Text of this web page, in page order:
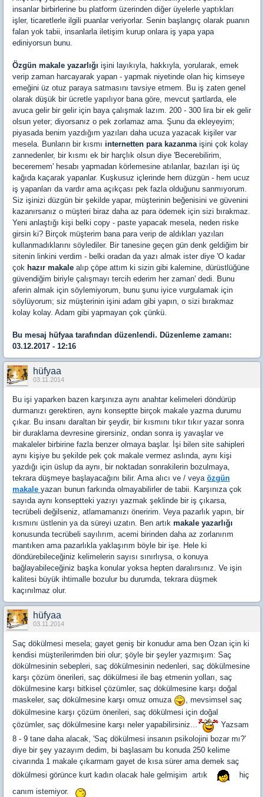
insanlar birbirlerine bu platform üzerinden diğer üyelerle yaptıkları
işler, ticaretlerle ilgili puanlar veriyorlar. Senin başlangıç olarak puanın
falan yok tabii, insanlarla iletişim kurup onlara iş yapa yapa
ediniyorsun bunu.
Özgün makale yazarlığı işini layıkıyla, hakkıyla, yorularak, emek
verip zaman harcayarak yapan - yapmak niyetinde olan hiç kimseye
emeğini üz otuz paraya satmasını tavsiye etmem. Bu iş zaten genel
olarak düşük bir ücretle yapılıyor bana göre, mevcut şartlarda, ele
avuca gelir bir gelir için baya çalışmak lazım. 200 - 300 lira bir ek gelir
olsun yeter; diyorsanız o pek zorlamaz ama. Şunu da ekleyeyim;
piyasada benim yazdığım yazıları daha ucuza yazacak kişiler var
mesela. Bunların bir kısmı internetten para kazanmaişini çok kolay
zannedenler, bir kısmı ek bir harçlık olsun diye 'Becerebilirim,
beceremem' hesabı yapmadan körlemesine atılanlar, bazıları işi üç
kağıda kaçarak yapanlar. Kuşkusuz içlerinde hem düzgün - hem ucuz
iş yapanları da vardır ama açıkçası pek fazla olduğunu sanmıyorum.
Siz işinizi düzgün bir şekilde yapar, müşterinin beğenisini ve güvenini
kazanırsanız o müşteri biraz daha az para ödemek için sizi bırakmaz.
Yeni anlaştığı kişi belki copy - paste yapacak mesela, neden riske
girsin ki? Birçok müşterim bana para verip de aldıkları yazıları
kullanmadıklarını söylediler. Bir tanesine geçen gün denk geldiğim bir
sitenin linkini verdim - belki oradan da yazı almak ister diye 'O kadar
çok hazır makale alıp çöpe attım ki sizin gibi kalemine, dürüstlüğüne
güvendiğim biriyle çalışmayı tercih ederim her zaman' dedi. Bunu
aferin almak için söylemiyorum, bunu şunu iyice vurgulamak için
söylüyorum; siz müşterinin işini adam gibi yapın, o sizi bırakmaz
kolay kolay. Adam gibi yapmayan çok çünkü.
Bu mesaj hüfyaatarafından düzenlendi. Düzenleme zamanı:
03.12.2017 - 12:16
hüfyaa
03.11.2014
Bu işi yaparken bazen karşınıza aynı anahtar kelimeleri döndürüp
durmanızı gerektiren, aynı konseptte birçok makale yazma durumu
çıkar. Bu insanı daraltan bir şeydir, bir kısmını tıkır tıkır yazar sonra
bir duraklama devresine girersiniz, ondan sonra iş yavaşlar ve
makaleler birbirine fazla benzer olmaya başlar. İşi bilen site sahipleri
aynı kişiye bu şekilde pek çok makale vermez aslında, aynı kişi
yazdığı için üslup da aynı, bir noktadan sonrakilerin bozulmaya,
tekrara düşmeye başlayacağını bilir. Ama alıcı ve / veya özgün
makale yazarı bunun farkında olmayabilirler de tabii. Karşınıza çok
sayıda aynı konseptteki yazıyı yazmak şeklinde bir iş çıkarsa,
tecrübeli değilseniz, atlamamanızı öneririm. Veya pazarlık yapın, bir
kısmını üstlenin ya da süreyi uzatın. Ben artık makale yazarlığı
konusunda tecrübeli sayılırım, acemi birinden daha az zorlanırım
mantıken ama pazarlıkla yaklaşırım böyle bir işe. Hele ki
döndürebileceğiniz kelimelerin sayısı sınırlıysa, o konuya
bağlayabileceğiniz başka konular yoksa hepten daralırsınız. Ve işin
kalitesi büyük ihtimalle bozulur bu durumda, tekrara düşmek
kaçınılmaz olur.
hüfyaa
03.11.2014
Saç dökülmesi mesela; gayet geniş bir konudur ama ben Ozan için ki
kendisi müşterilerimden biri olur; şöyle bir şeyler yazmışım: Saç
dökülmesinin sebepleri, saç dökülmesinin nedenleri, saç dökülmesine
karşı çözüm önerileri, saç dökülmesi ile baş etmenin yolları, saç
dökülmesine karşı bitkisel çözümler, saç dökülmesine karşı doğal
maskeler, saç dökülmesine karşı omuz omuza
, mevsimsel saç
dökülmesine karşı çözüm önerileri, saç dökülmesi için doğal
çözümler, saç dökülmesine karşı neler yapabilirsiniz...
Yazsam
8 - 9 tane daha alacak, 'Saç dökülmesi insanın psikolojini bozar mı?'
diye bir şey yazayım dedim, bi başlasam bu konuda 250 kelime
civarında 1 makale çıkarmam gayet de kısa sürer ama demek saç
dökülmesi görünce kurt kadın olacak hale gelmişim artık
hiç
canım istemiyor.